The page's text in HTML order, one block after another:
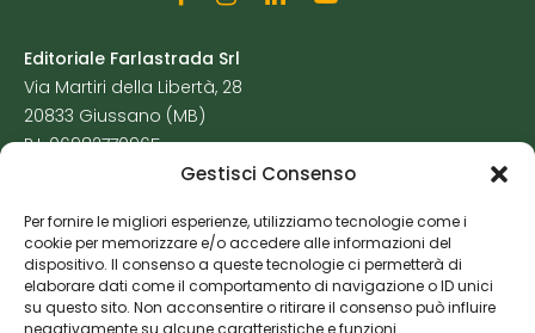
Gestisci Consenso
Per fornire le migliori esperienze, utilizziamo tecnologie come i
cookie per memorizzare e/o accedere alle informazioni del
dispositivo. Il consenso a queste tecnologie ci permetterà di
elaborare dati come il comportamento di navigazione o ID unici
su questo sito. Non acconsentire o ritirare il consenso può influire
negativamente su alcune caratteristiche e funzioni.
Editoriale Farlastrada Srl
Via Martiri della Libertà, 28
20833 Giussano (MB)
P.I. 06982770965
Cookie Policy
Risorse Aggiuntive